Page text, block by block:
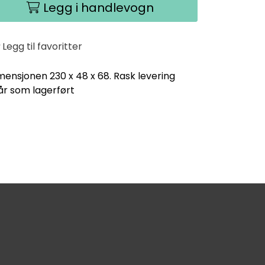
Legg i handlevogn
Legg til favoritter
230 x 48 x 68. Rask levering
som lagerført